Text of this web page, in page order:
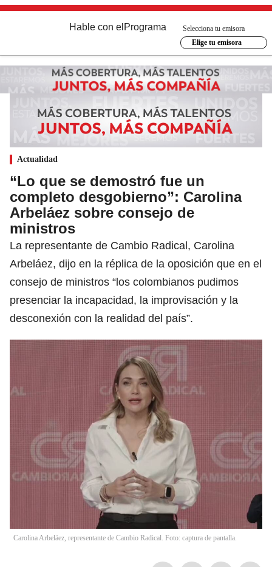
Hable con el Programa
Selecciona tu emisora
Elige tu emisora
Actualidad
“Lo que se demostró fue un
completo desgobierno”: Carolina
Arbeláez sobre consejo de
ministros
La representante de Cambio Radical, Carolina
Arbeláez, dijo en la réplica de la oposición que en el
consejo de ministros “los colombianos pudimos
presenciar la incapacidad, la improvisación y la
desconexión con la realidad del país”.
Carolina Arbeláez, representante de Cambio Radical. Foto: captura de pantalla.